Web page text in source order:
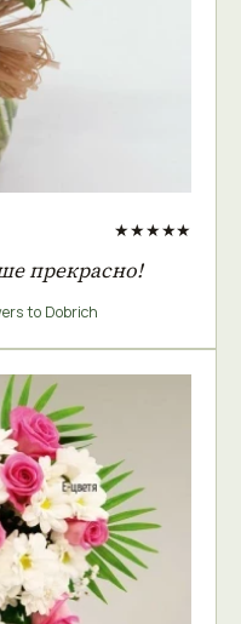
★★★★★
прекрасно!
to Dobrich